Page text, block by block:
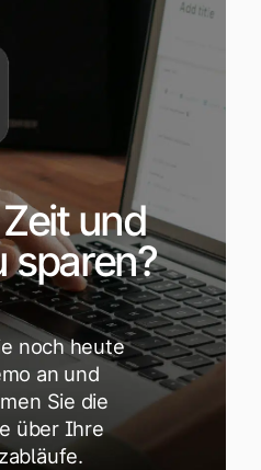
und
sparen?
noch heute
an und
Sie die
über Ihre